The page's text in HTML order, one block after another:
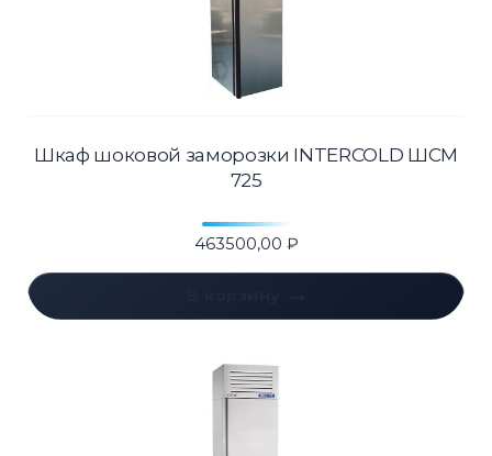
Шкаф шоковой заморозки INTERCOLD ШСМ
725
463500,00 ₽